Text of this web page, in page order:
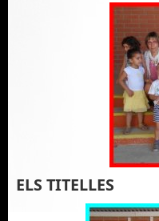
ELS TITELLES